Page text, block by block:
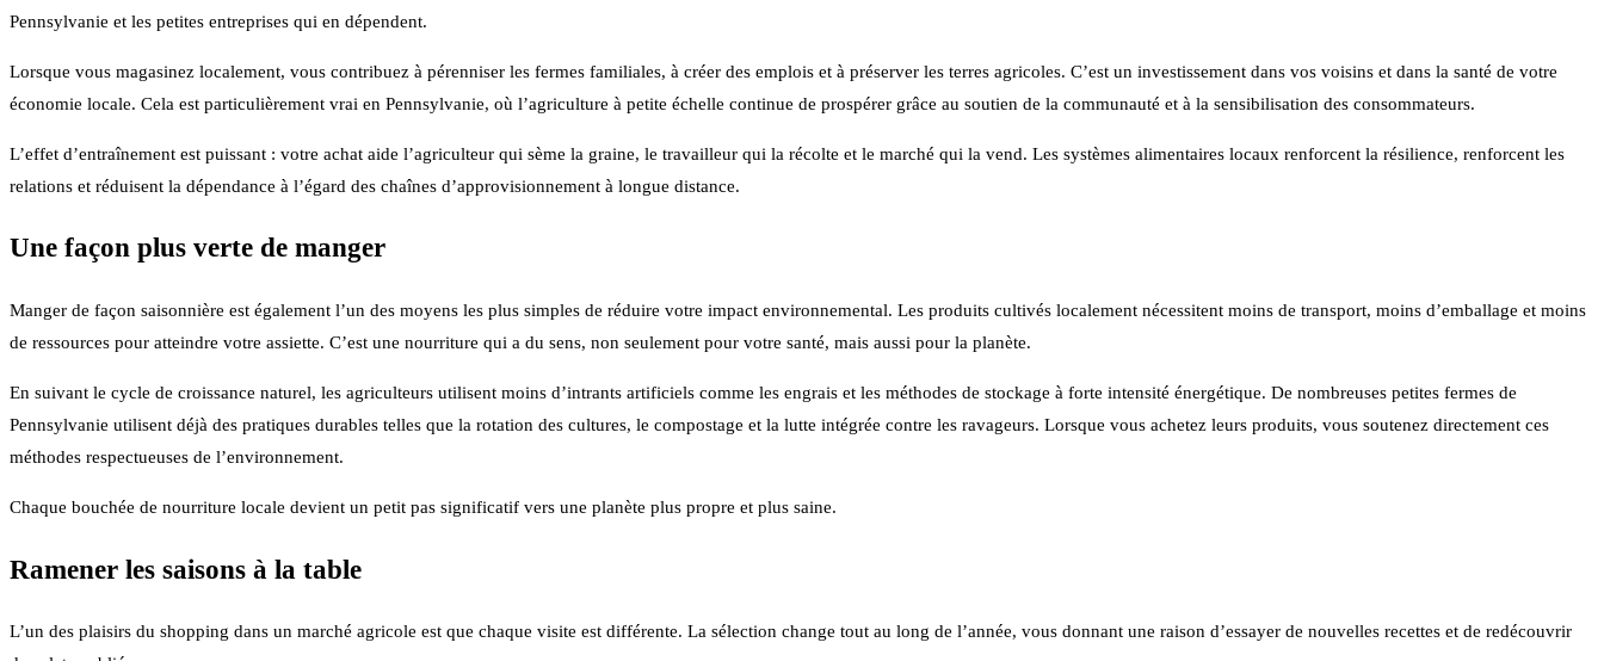
Pennsylvanie et les petites entreprises qui en dépendent.
Lorsque vous magasinez localement, vous contribuez à pérenniser les fermes familiales, à créer des emplois et à préserver les terres agricoles. C’est un investissement dans vos voisins et dans la santé de votre
économie locale. Cela est particulièrement vrai en Pennsylvanie, où l’agriculture à petite échelle continue de prospérer grâce au soutien de la communauté et à la sensibilisation des consommateurs.
L’effet d’entraînement est puissant : votre achat aide l’agriculteur qui sème la graine, le travailleur qui la récolte et le marché qui la vend. Les systèmes alimentaires locaux renforcent la résilience, renforcent les
relations et réduisent la dépendance à l’égard des chaînes d’approvisionnement à longue distance.
Une façon plus verte de manger
Manger de façon saisonnière est également l’un des moyens les plus simples de réduire votre impact environnemental. Les produits cultivés localement nécessitent moins de transport, moins d’emballage et moins
de ressources pour atteindre votre assiette. C’est une nourriture qui a du sens, non seulement pour votre santé, mais aussi pour la planète.
En suivant le cycle de croissance naturel, les agriculteurs utilisent moins d’intrants artificiels comme les engrais et les méthodes de stockage à forte intensité énergétique. De nombreuses petites fermes de
Pennsylvanie utilisent déjà des pratiques durables telles que la rotation des cultures, le compostage et la lutte intégrée contre les ravageurs. Lorsque vous achetez leurs produits, vous soutenez directement ces
méthodes respectueuses de l’environnement.
Chaque bouchée de nourriture locale devient un petit pas significatif vers une planète plus propre et plus saine.
Ramener les saisons à la table
L’un des plaisirs du shopping dans un marché agricole est que chaque visite est différente. La sélection change tout au long de l’année, vous donnant une raison d’essayer de nouvelles recettes et de redécouvrir